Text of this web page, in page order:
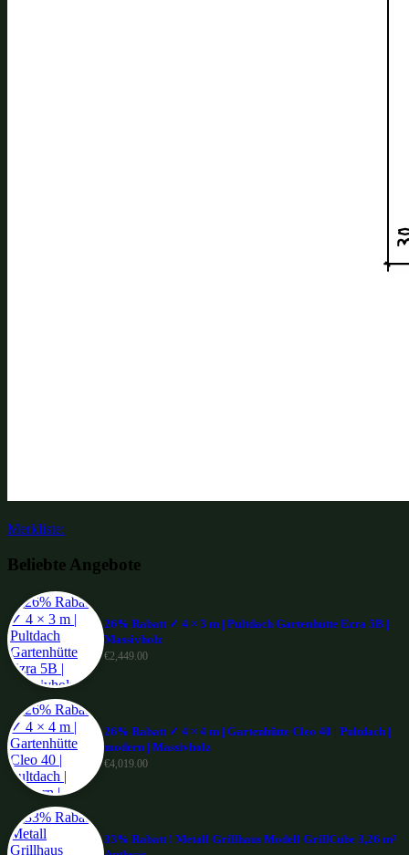
Merkliste:
Beliebte Angebote
26% Rabatt ✓ 4 × 3 m | Pultdach Gartenhütte Ezra 5B |
Massivholz
€2,449.00
26% Rabatt ✓ 4 × 4 m | Gartenhütte Cleo 40 | Pultdach |
modern | Massivholz
€4,019.00
33% Rabatt ! Metall Grillhaus Modell GrillCube 3,26 m²